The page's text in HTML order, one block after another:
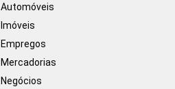
Automóveis
Imóveis
Empregos
Mercadorias
Negócios